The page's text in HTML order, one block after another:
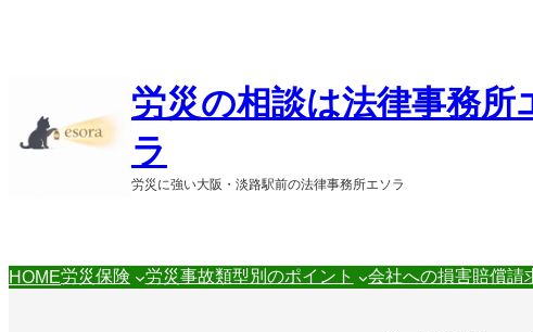
プ
労災の相談は法律事務所
ラ
労災に強い大阪・淡路駅前の法律事務所エソラ
HOME労災保険 労災事故類型別のポイント 会社への損害賠償請